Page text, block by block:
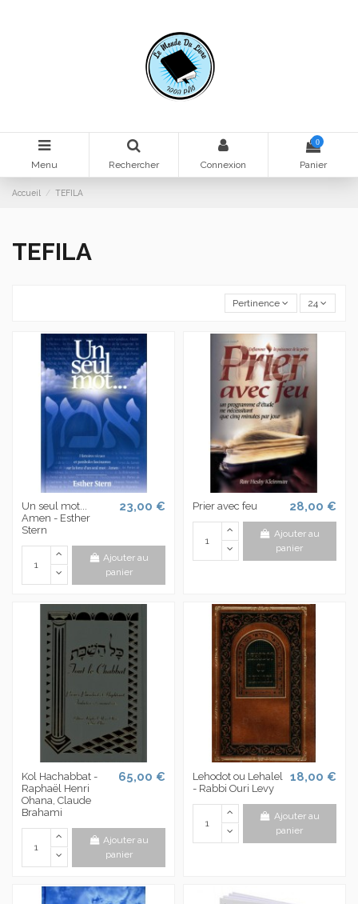
Menu Rechercher Connexion
0
Panier
Accueil TEFILA
TEFILA
Pertinence 24
Un seul mot...
Amen - Esther
Stern
23,00 €
Ajouter au
panier
Prier avec feu 28,00 €
Ajouter au
panier
Kol Hachabbat -
Raphaël Henri
Ohana, Claude
Brahami
65,00 €
Ajouter au
panier
Lehodot ou Lehalel
- Rabbi Ouri Levy
18,00 €
Ajouter au
panier